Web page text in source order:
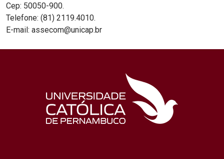
Cep: 50050-900.
Telefone: (81) 2119.4010.
E-mail: assecom@unicap.br